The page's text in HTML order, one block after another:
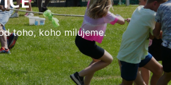
toho, koho milujeme.